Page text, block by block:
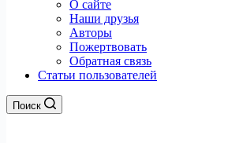
О сайте
Наши друзья
Авторы
Пожертвовать
Обратная связь
Статьи пользователей
Поиск